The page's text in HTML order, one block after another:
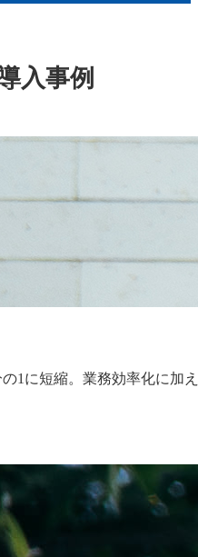
入事例
1に短縮。業務効率化に加